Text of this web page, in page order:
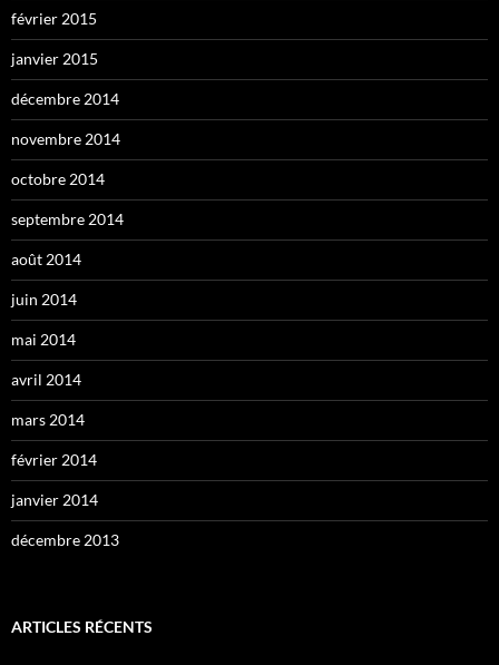
février 2015
janvier 2015
décembre 2014
novembre 2014
octobre 2014
septembre 2014
août 2014
juin 2014
mai 2014
avril 2014
mars 2014
février 2014
janvier 2014
décembre 2013
ARTICLES RÉCENTS